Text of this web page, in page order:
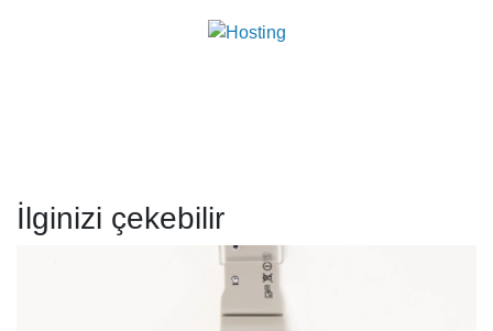
İlginizi çekebilir